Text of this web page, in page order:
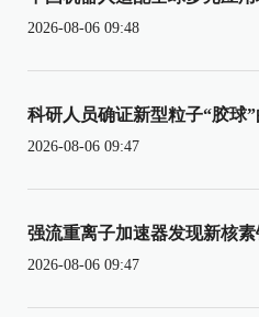
2026-08-06 09:48
科研人员确证新型粒子“胶球
2026-08-06 09:47
强流重离子加速器发现新核素
2026-08-06 09:47